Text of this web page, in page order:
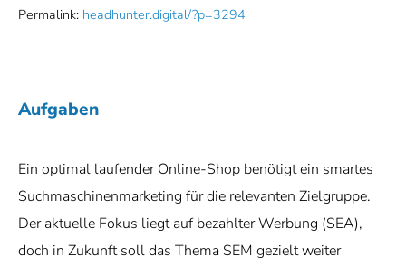
Permalink: headhunter.digital/?p=3294
Aufgaben
Ein optimal laufender Online-Shop benötigt ein smartes
Suchmaschinenmarketing für die relevanten Zielgruppe.
Der aktuelle Fokus liegt auf bezahlter Werbung (SEA),
doch in Zukunft soll das Thema SEM gezielt weiter